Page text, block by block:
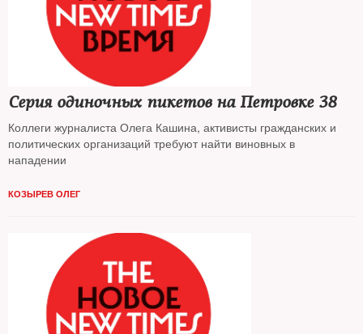
Серия одиночных пикетов на Петровке 38
Коллеги журналиста Олега Кашина, активисты гражданских и
политических организаций требуют найти виновных в
нападении
КОЗЫРЕВ ОЛЕГ